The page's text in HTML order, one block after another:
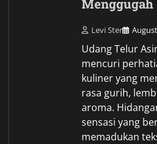
Menggugah
Levi Ster
Udang Telur
mencuri
kuliner yang
rasa gurih,
aroma.
sensasi yang
memadukan